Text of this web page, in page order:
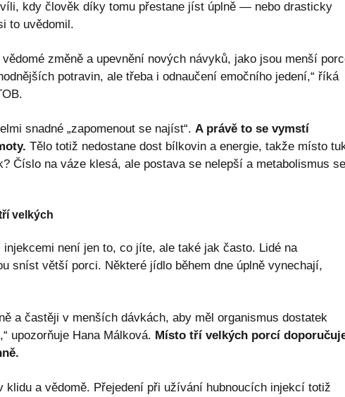
kdy člověk díky tomu přestane jíst úplně — nebo drasticky
to uvědomil.
změně a upevnění nových návyků, jako jsou menší
potravin, ale třeba i odnaučení emočního jedení,“ říká
snadné „zapomenout se najíst“. A právě to se vymstí
Tělo totiž nedostane dost bílkovin a energie, takže místo
Číslo na váze klesá, ale postava se nelepší a metabolismus se
velkých
není jen to, co jíte, ale také jak často. Lidé na
sníst větší porci. Některé jídlo během dne úplně vynechají,
a častěji v menších dávkách, aby měl organismus dostatek
upozorňuje Hana Málková. Místo tří velkých porcí
klidu a vědomě. Přejedení při užívání hubnoucích injekcí totiž